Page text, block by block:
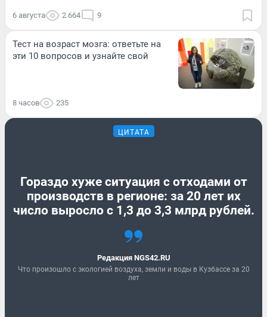
6 августа 2 664 9
Тест на возраст мозга: ответьте на
эти 10 вопросов и узнайте свой
8 часов 235
ЦИТАТА
Гораздо хуже ситуация с отходами от
производств в регионе: за 20 лет их
число выросло с 1,3 до 3,3 млрд рублей.
Редакция NGS42.RU
Что произошло с экологией воздуха, земли и воды в Кузбассе за 20
лет